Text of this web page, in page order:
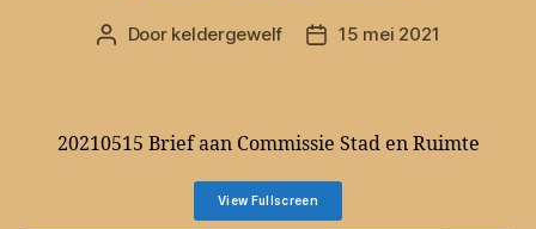
Berichtauteur
Door keldergewelf Berichtdatum
15 mei 2021
20210515 Brief aan Commissie Stad en Ruimte
View Fullscreen